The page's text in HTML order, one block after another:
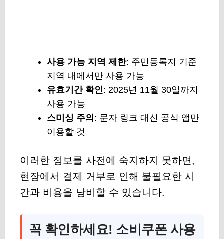
사용 가능 지역 제한: 주민등록지 기준
지역 내에서만 사용 가능
유효기간 확인: 2025년 11월 30일까지
사용 가능
스미싱 주의 : 문자 링크 대신 공식 앱만
이용할 것
이러한 정보를 사전에 숙지하지 못하면,
현장에서 결제 거부로 인해 불필요한 시
간과 비용을 낭비할 수 있습니다.
꼭 확인하세요! 소비쿠폰 사용